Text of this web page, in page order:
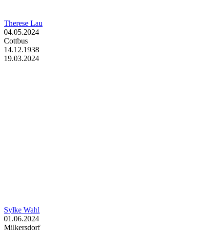
Therese Lau
04.05.2024
Cottbus
14.12.1938
19.03.2024
Sylke Wahl
01.06.2024
Milkersdorf